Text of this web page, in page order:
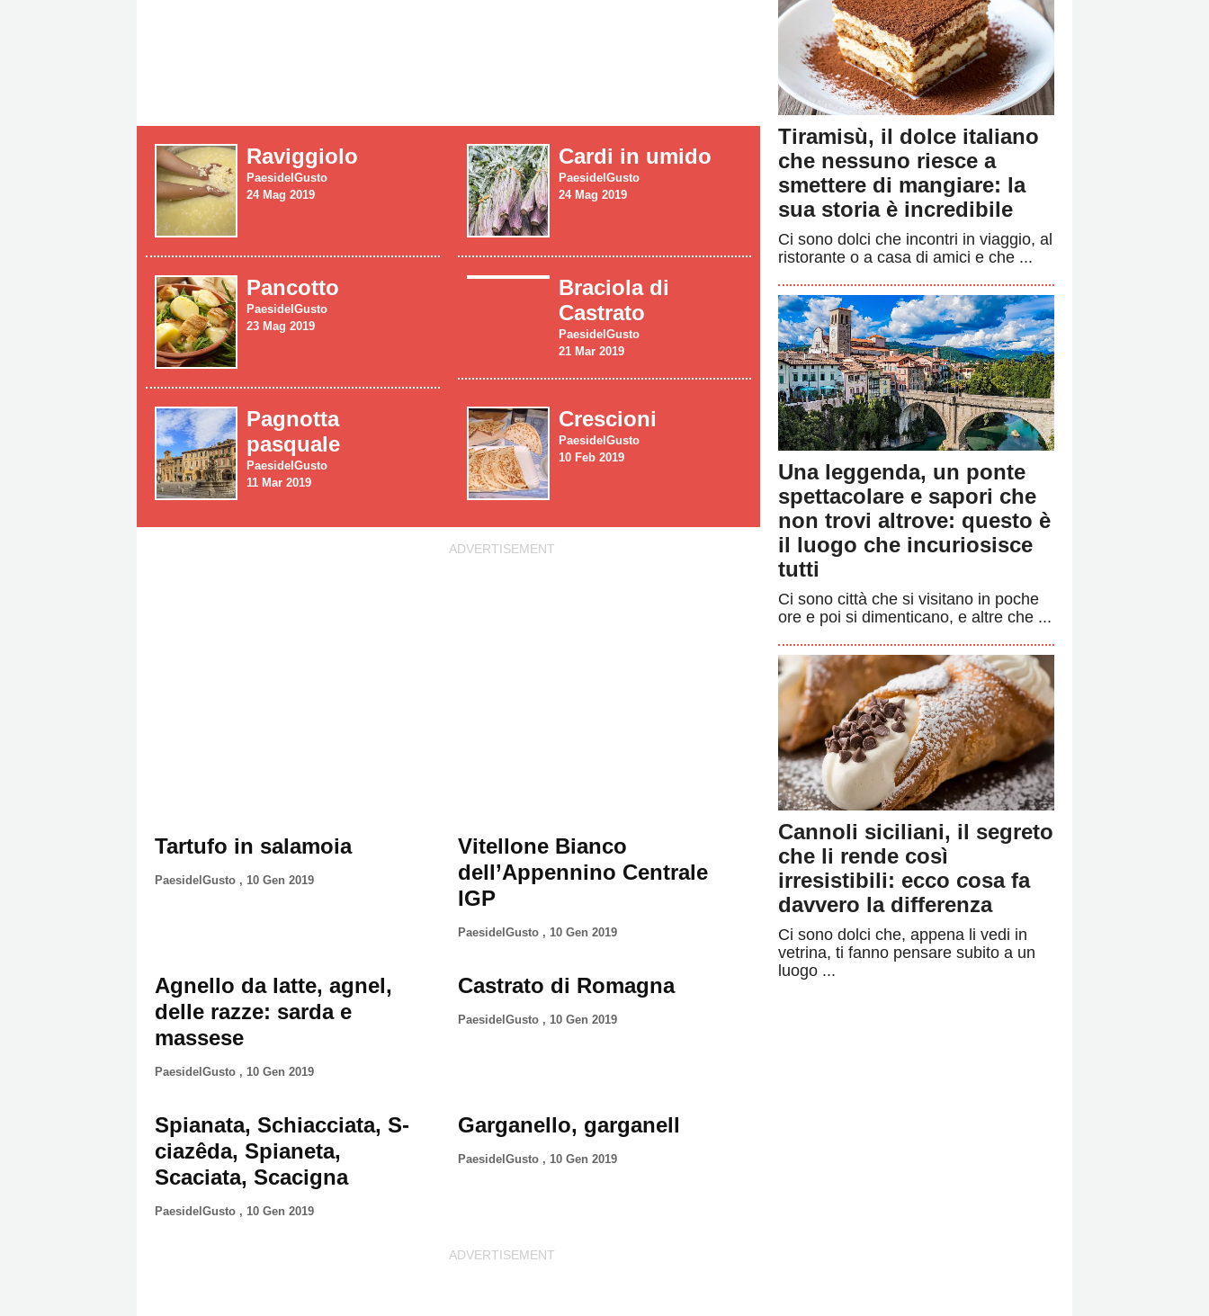
Raviggiolo
PaesidelGusto
24 Mag 2019
Cardi in umido
PaesidelGusto
24 Mag 2019
Pancotto
PaesidelGusto
23 Mag 2019
Braciola di
Castrato
PaesidelGusto
21 Mar 2019
Pagnotta
pasquale
PaesidelGusto
11 Mar 2019
Crescioni
PaesidelGusto
10 Feb 2019
Tartufo in salamoia
PaesidelGusto , 10 Gen 2019
Vitellone Bianco
dell’Appennino Centrale
IGP
PaesidelGusto , 10 Gen 2019
Agnello da latte, agnel,
delle razze: sarda e
massese
PaesidelGusto , 10 Gen 2019
Castrato di Romagna
PaesidelGusto , 10 Gen 2019
Spianata, Schiacciata, S-
ciazêda, Spianeta,
Scaciata, Scacigna
PaesidelGusto , 10 Gen 2019
Garganello, garganell
PaesidelGusto , 10 Gen 2019
Tiramisù, il dolce italiano
che nessuno riesce a
smettere di mangiare: la
sua storia è incredibile
Ci sono dolci che incontri in viaggio, al
ristorante o a casa di amici e che ...
Una leggenda, un ponte
spettacolare e sapori che
non trovi altrove: questo è
il luogo che incuriosisce
tutti
Ci sono città che si visitano in poche
ore e poi si dimenticano, e altre che ...
Cannoli siciliani, il segreto
che li rende così
irresistibili: ecco cosa fa
davvero la differenza
Ci sono dolci che, appena li vedi in
vetrina, ti fanno pensare subito a un
luogo ...